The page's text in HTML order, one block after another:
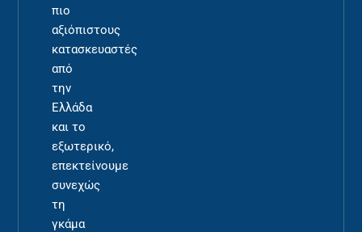
πιο
αξιόπιστους
κατασκευαστές
από
την
Ελλάδα
και το
εξωτερικό,
επεκτείνουμε
συνεχώς
τη
γκάμα